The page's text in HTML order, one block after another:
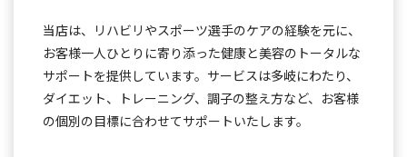
当店は、リハビリやスポーツ選手のケアの経験を元に、
お客様一人ひとりに寄り添った健康と美容のトータルな
サポートを提供しています。サービスは多岐にわたり、
ダイエット、トレーニング、調子の整え方など、お客様
の個別の目標に合わせてサポートいたします。